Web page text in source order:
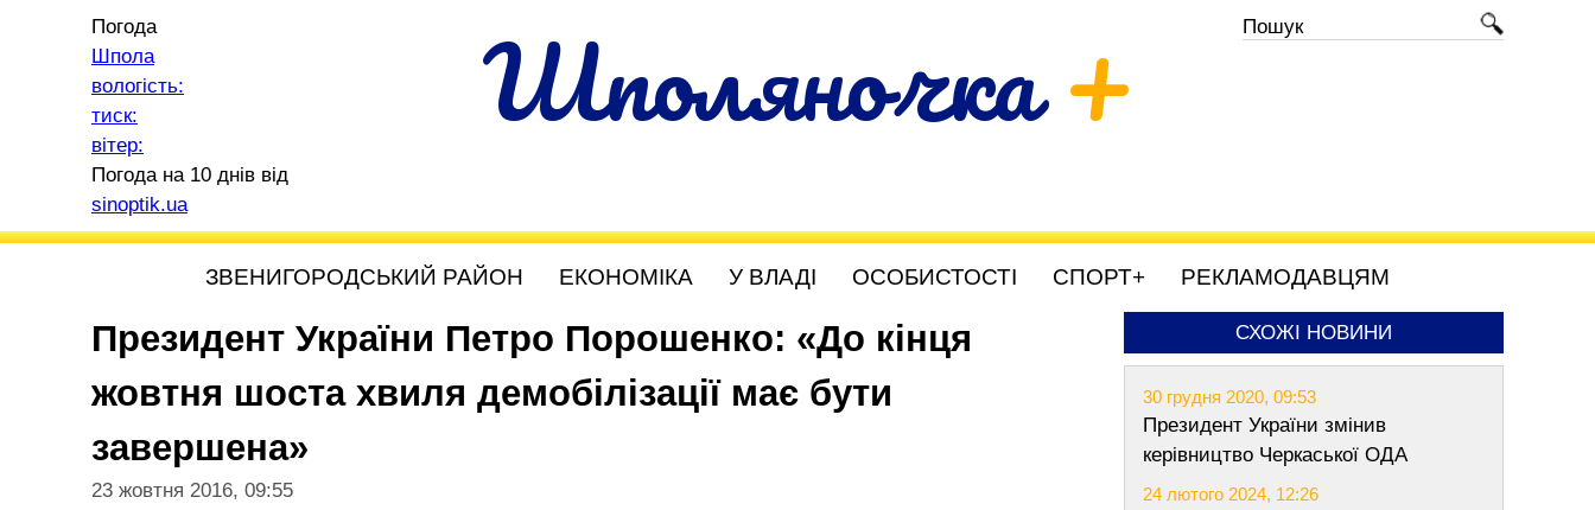
Шполяночка+
Погода
Шпола
вологість:
тиск:
вітер:
Погода на 10 днів від
sinoptik.ua
ЗВЕНИГОРОДСЬКИЙ РАЙОН ЕКОНОМІКА У ВЛАДІ ОСОБИСТОСТІ СПОРТ+ РЕКЛАМОДАВЦЯМ
Президент України Петро Порошенко: «До кінця
жовтня шоста хвиля демобілізації має бути
завершена»
23 жовтня 2016, 09:55
СХОЖІ НОВИНИ
30 грудня 2020, 09:53
Президент України змінив
керівництво Черкаської ОДА
24 лютого 2024, 12:26